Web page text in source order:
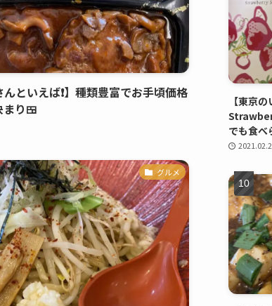
んといえば❗️】種類豊富でお手頃価格
り🍱
グルメ
【東京
でも食べ